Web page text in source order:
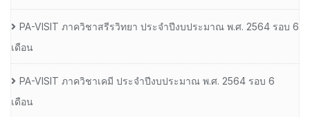
PA-VISIT ภาควิชาสรีรวิทยา ประจำปีงบประมาณ พ.ศ. 2564 รอบ 6
เดือน
PA-VISIT ภาควิชาเคมี ประจำปีงบประมาณ พ.ศ. 2564 รอบ 6
เดือน